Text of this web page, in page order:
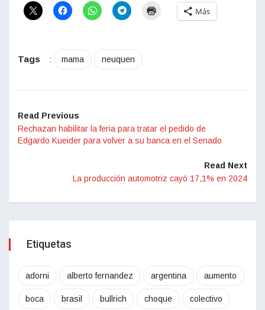
Más
Tags : mama neuquen
Read Previous
Rechazan habilitar la feria para tratar el pedido de
Edgardo Kueider para volver a su banca en el Senado
Read Next
La producción automotriz cayó 17,1% en 2024
Etiquetas
adorni alberto fernandez argentina aumento
boca brasil bullrich choque colectivo